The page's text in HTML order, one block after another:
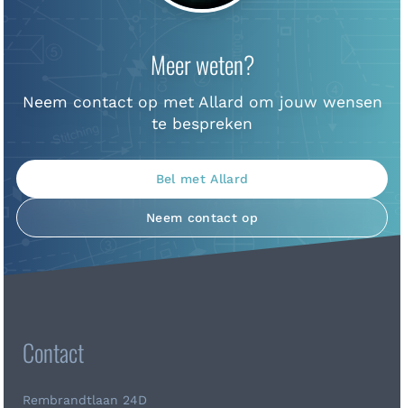
Meer weten?
Neem contact op met Allard om jouw wensen
te bespreken
Bel met Allard
Neem contact op
Contact
Rembrandtlaan 24D